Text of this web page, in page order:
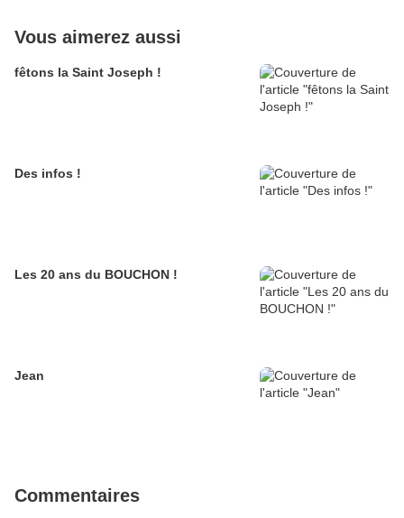
Vous aimerez aussi
fêtons la Saint Joseph !
Des infos !
Les 20 ans du BOUCHON !
Jean
Commentaires